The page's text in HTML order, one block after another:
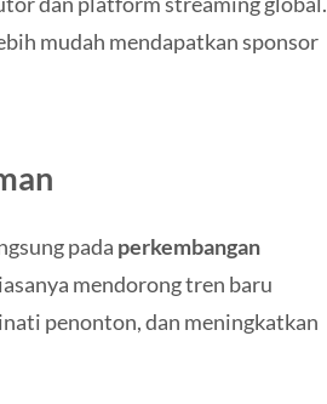
mudah mendapatkan sponsor
pada perkembangan
mendorong tren baru
penonton, dan meningkatkan